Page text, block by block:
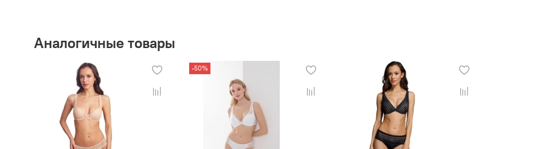
Аналогичные товары
-50%